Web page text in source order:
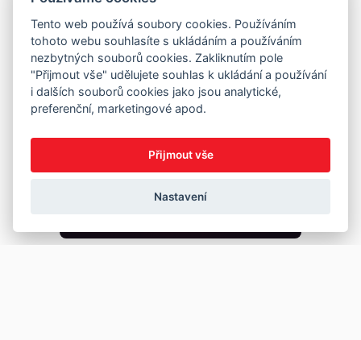
Tento web používá soubory cookies. Používáním
tohoto webu souhlasíte s ukládáním a používáním
nezbytných souborů cookies. Zakliknutím pole
"Přijmout vše" udělujete souhlas k ukládání a používání
i dalších souborů cookies jako jsou analytické,
preferenční, marketingové apod.
Přijmout vše
Nastavení